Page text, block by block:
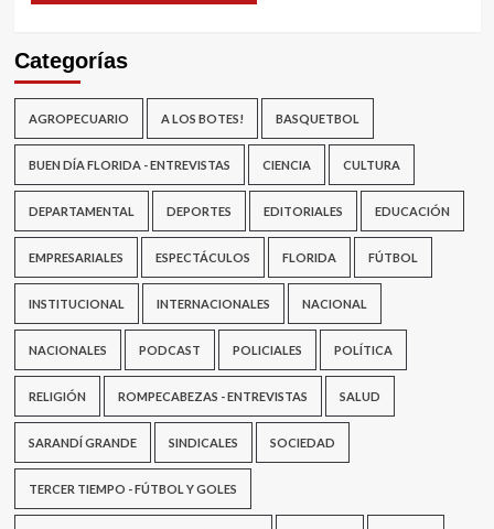
Categorías
AGROPECUARIO A LOS BOTES! BASQUETBOL
BUEN DÍA FLORIDA - ENTREVISTAS CIENCIA CULTURA
DEPARTAMENTAL DEPORTES EDITORIALES EDUCACIÓN
EMPRESARIALES ESPECTÁCULOS FLORIDA FÚTBOL
INSTITUCIONAL INTERNACIONALES NACIONAL
NACIONALES PODCAST POLICIALES POLÍTICA
RELIGIÓN ROMPECABEZAS - ENTREVISTAS SALUD
SARANDÍ GRANDE SINDICALES SOCIEDAD
TERCER TIEMPO - FÚTBOL Y GOLES